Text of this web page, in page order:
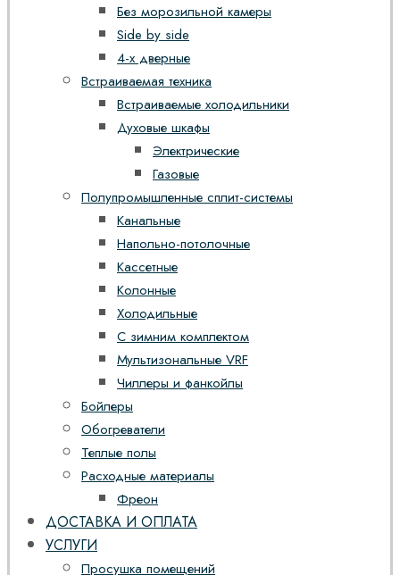
Без морозильной камеры
Side by side
4-х дверные
Встраиваемая техника
Встраиваемые холодильники
Духовые шкафы
Электрические
Газовые
Полупромышленные сплит-системы
Канальные
Напольно-потолочные
Кассетные
Колонные
Холодильные
С зимним комплектом
Мультизональные VRF
Чиллеры и фанкойлы
Бойлеры
Обогреватели
Теплые полы
Расходные материалы
Фреон
ДОСТАВКА И ОПЛАТА
УСЛУГИ
Просушка помещений